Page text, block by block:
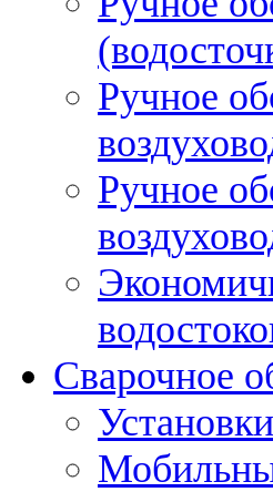
Ручное
Ручное
Сварочное